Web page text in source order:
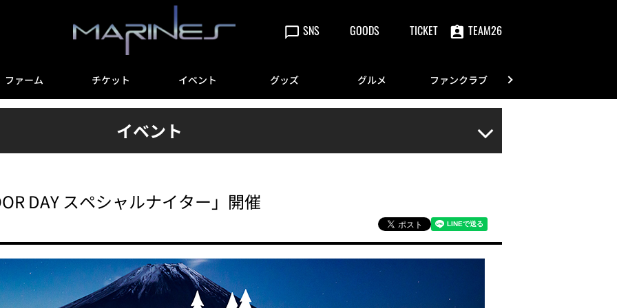
SNS GOODS TICKET TEAM26
ファーム チケット イベント グッズ グルメ ファンクラブ
イベント
DAY スペシャルナイター」開催